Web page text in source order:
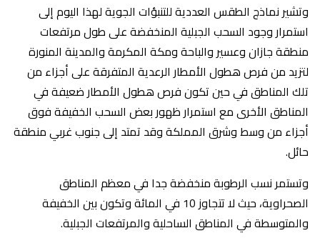
وتشير نماذج الطقس العددية للتنبؤات الجوية لهذا اليوم إلى
استمرار وجود السحب الجبلية المنخفضة على طول مرتفعات
منطقة جازان وعسير والباحة ومكة المكرمة والمدينة المنورة
لتزيد من فرص هطول الأمطار الرعدية المتفرقة على أجزاء من
تلك المناطق في حين تكون فرص هطول الأمطار ضعيفة في
المناطق الأخرى مع استمرار ظهور بعض السحب الخفيفة فوق
أجزاء من وسط وشرق المملكة وقد تمتد إلى جنوب غربي منطقة
حائل.
وتستمر نسب الرطوبة منخفضة جدا في معظم المناطق
الصحراوية، حيث لا تتجاوز 10 في المائة وتكون بين الخفيفة
والمتوسطة في المناطق الساحلية والمرتفعات الجبلية.